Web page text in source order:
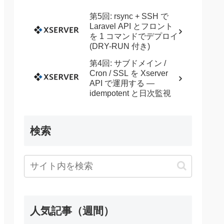
第5回: rsync + SSH で
Laravel API とフロント
を 1 コマンドでデプロイ
(DRY-RUN 付き)
第4回: サブドメイン /
Cron / SSL を Xserver
API で運用する —
idempotent と日次監視
検索
人気記事（週間）